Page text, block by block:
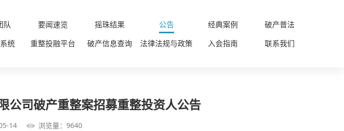
队 要闻速览 摇珠结果 公告 经典案例
破产普法
统 重整投融平台 破产信息查询 法律法规与政策 入会指南 联系我们
公司破产重整案招募重整投资人公告
14 浏览量：9640